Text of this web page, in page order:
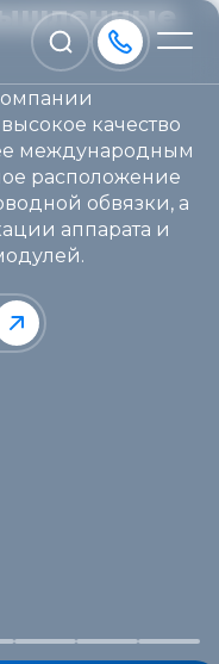
качество
международным
расположение
обвязки, а
аппарата и